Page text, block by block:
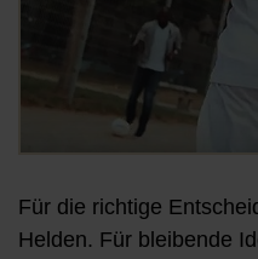
Für die richtige
Helden. Für bleibende